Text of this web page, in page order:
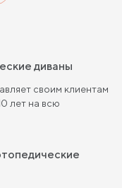
диваны
своим клиентам
лет на всю